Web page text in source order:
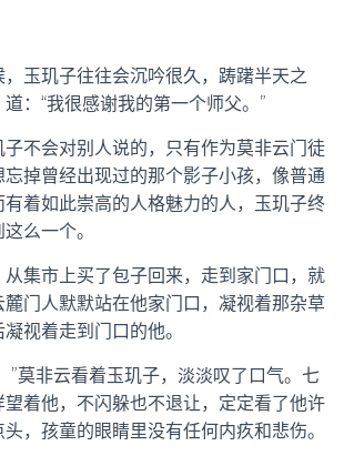
玉玑子往往会沉吟很久，踌躇半天之
：“我很感谢我的第一个师父。”
子不会对别人说的，只有作为莫非云门徒
掉曾经出现过的那个影子小孩，像普通
着如此崇高的人格魅力的人，玉玑子终
么一个。
集市上买了包子回来，走到家门口，就
麓门人默默站在他家门口，凝视着那杂草
视着走到门口的他。
”莫非云看着玉玑子，淡淡叹了口气。七
着他，不闪躲也不退让，定定看了他许
，孩童的眼睛里没有任何内疚和悲伤。